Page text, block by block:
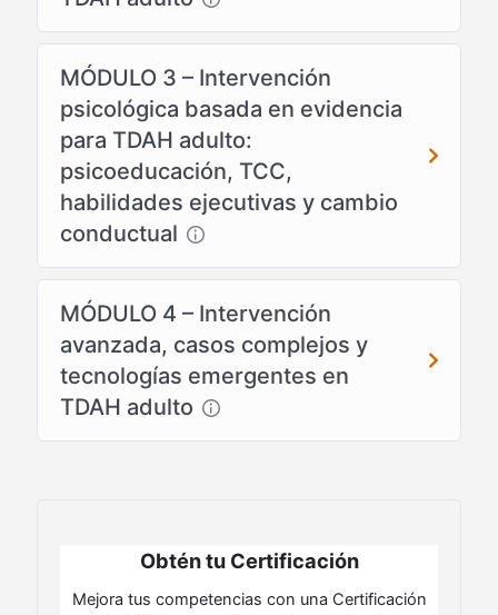
MÓDULO 3 – Intervención
psicológica basada en evidencia
para TDAH adulto:
psicoeducación, TCC,
habilidades ejecutivas y cambio
conductual
MÓDULO 4 – Intervención
avanzada, casos complejos y
tecnologías emergentes en
TDAH adulto
Obtén tu Certificación
Mejora tus competencias con una Certificación